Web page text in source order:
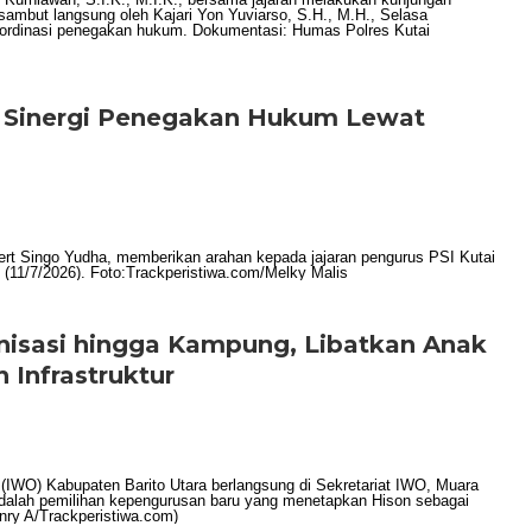
Penegakan Hukum Lewat
hingga Kampung, Libatkan Anak
Infrastruktur